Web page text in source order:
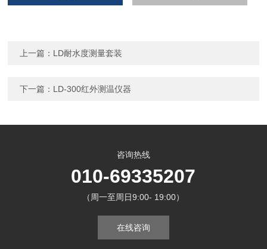
上一篇： LD耐水度测量套装
下一篇： LD-300红外测温仪器
咨询热线
010-69335207
（周一至周日9:00- 19:00）
在线咨询